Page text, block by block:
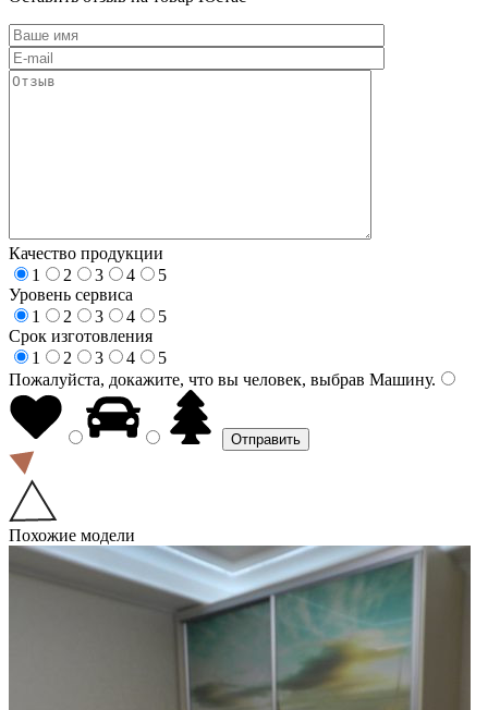
Качество продукции
1
2 3 4
5
Уровень сервиса
1
2 3 4
5
Срок изготовления
1
2 3 4
5
Пожалуйста, докажите, что вы человек, выбрав Машину.
Похожие модели